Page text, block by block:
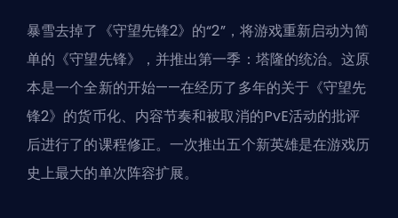
暴雪去掉了《守望先锋2》的“2”，将游戏重新启动为简
单的《守望先锋》，并推出第一季：塔隆的统治。这原
本是一个全新的开始——在经历了多年的关于《守望先
锋2》的货币化、内容节奏和被取消的PvE活动的批评
后进行了的课程修正。一次推出五个新英雄是在游戏历
史上最大的单次阵容扩展。